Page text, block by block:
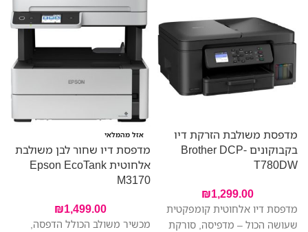
מדפסת משולבת הזרקת דיו
בקבוקונים Brother DCP-
T780DW
₪1,299.00
מדפסת דיו אלחוטית קומפקטית
שעושה הכול – מדפיסה, סורקת
אזל מהמלאי
מדפסת דיו שחור לבן משולבת
אלחוטית Epson EcoTank
M3170
₪1,499.00
מכשיר משולב הכולל הדפסה,